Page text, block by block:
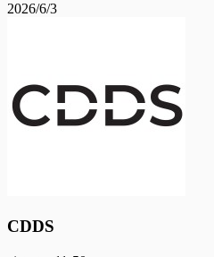
2026/6/3
CDDS